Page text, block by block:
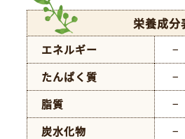
栄養成分
エネルギー
−
たんぱく質
−
脂質
−
炭水化物
−